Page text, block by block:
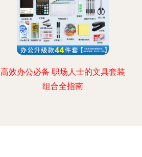
高效办公必备 职场人士的文具套装
组合全指南